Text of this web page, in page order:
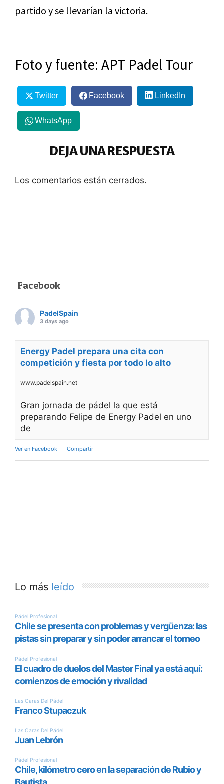
partido y se llevarían la victoria.
Foto y fuente: APT Padel Tour
Twitter Facebook LinkedIn
WhatsApp
DEJA UNA RESPUESTA
Los comentarios están cerrados.
Facebook
PadelSpain
3 days ago
Energy Padel prepara una cita con
competición y fiesta por todo lo alto
www.padelspain.net
Gran jornada de pádel la que está
preparando Felipe de Energy Padel en uno
de
Ver en Facebook · Compartir
Lo más leído